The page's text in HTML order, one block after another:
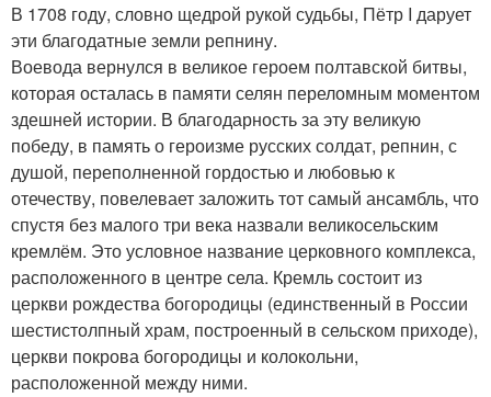
В 1708 году, словно щедрой рукой судьбы, Пётр I дарует
эти благодатные земли репнину.
Воевода вернулся в великое героем полтавской битвы,
которая осталась в памяти селян переломным моментом
здешней истории. В благодарность за эту великую
победу, в память о героизме русских солдат, репнин, с
душой, переполненной гордостью и любовью к
отечеству, повелевает заложить тот самый ансамбль, что
спустя без малого три века назвали великосельским
кремлём. Это условное название церковного комплекса,
расположенного в центре села. Кремль состоит из
церкви рождества богородицы (единственный в России
шестистолпный храм, построенный в сельском приходе),
церкви покрова богородицы и колокольни,
расположенной между ними.